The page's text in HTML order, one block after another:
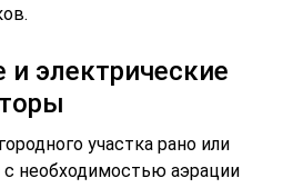
и электрические
участка рано или
с необходимостью аэрации